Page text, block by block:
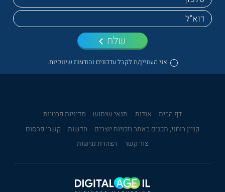
אני מעוניין/ת לקבל עדכונים והודעות שיווקיות.
שלח
דף הבית אודות תנאי שימוש
מדיניות פרטיות
קניין רוחני, תכנים באתר וזכויות יוצרים
חדשות
קשרי פרסום
צור קשר
הצהרת נגישות